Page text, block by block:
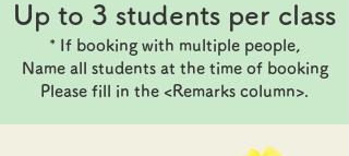
Up to 3 students per class
* If booking with multiple people,
Name all students at the time of booking
Please fill in the <Remarks column>.